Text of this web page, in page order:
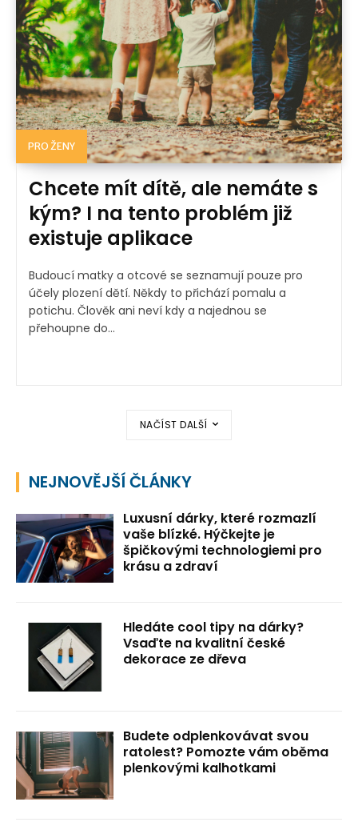
PRO ŽENY
Chcete mít dítě, ale nemáte s
kým? I na tento problém již
existuje aplikace
Budoucí matky a otcové se seznamují pouze pro
účely plození dětí. Někdy to přichází pomalu a
potichu. Člověk ani neví kdy a najednou se
přehoupne do...
NAČÍST DALŠÍ
NEJNOVĚJŠÍ ČLÁNKY
Luxusní dárky, které rozmazlí
vaše blízké. Hýčkejte je
špičkovými technologiemi pro
krásu a zdraví
Hledáte cool tipy na dárky?
Vsaďte na kvalitní české
dekorace ze dřeva
Budete odplenkovávat svou
ratolest? Pomozte vám oběma
plenkovými kalhotkami